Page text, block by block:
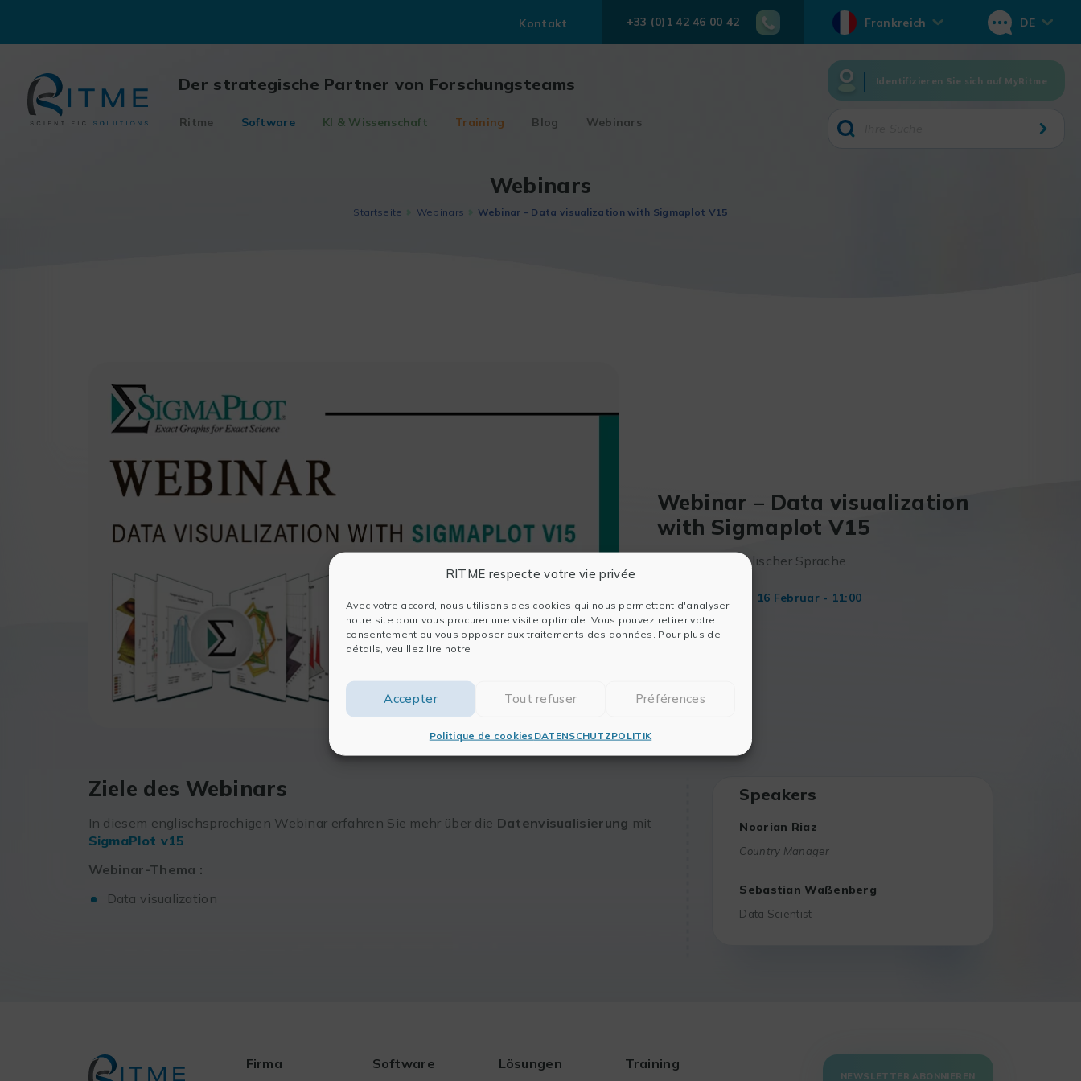
RITME respecte votre vie privée
Avec votre accord, nous utilisons des cookies qui nous permettent d'analyser
notre site pour vous procurer une visite optimale. Vous pouvez retirer votre
consentement ou vous opposer aux traitements des données. Pour plus de
détails, veuillez lire notre
Accepter Tout refuser Préférences
Politique de cookies DATENSCHUTZPOLITIK
content
Kontakt +33 (0)1 42 46 00 42 Frankreich DE
Der strategische Partner von Forschungsteams
Ritme Software KI & Wissenschaft Training Blog Webinars
Identifizieren Sie sich auf MyRitme
Webinars
Startseite Webinars Webinar – Data visualization with Sigmaplot V15
Webinar – Data visualization
with Sigmaplot V15
Webinar in englischer Sprache
Donnerstag 16 Februar - 11:00
Ziele des Webinars
In diesem englischsprachigen Webinar erfahren Sie mehr über die Datenvisualisierung mit
SigmaPlot v15
Webinar-Thema :
Data visualization
Speakers
Noorian Riaz
Country Manager
Sebastian Waßenberg​
Data Scientist
Firma Software Lösungen Training
NEWSLETTER ABONNIEREN